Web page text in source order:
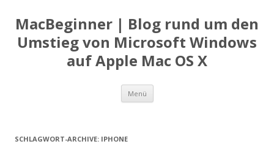
MacBeginner | Blog rund um den
Umstieg von Microsoft Windows
auf Apple Mac OS X
Menü Zum
springen
SCHLAGWORT-ARCHIVE: IPHONE